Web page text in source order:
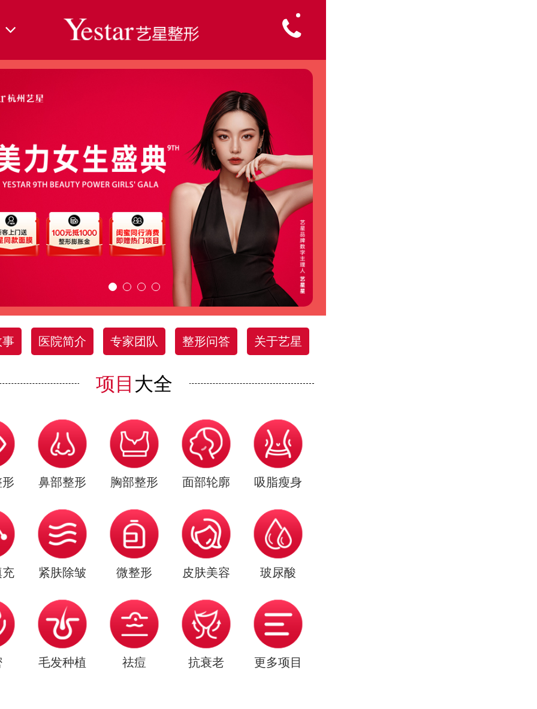
事 医院简介 专家团队 整形问答 关于艺星
项目 大全
鼻部整形 胸部整形 面部轮廓 吸脂瘦身
充 紧肤除皱 微整形 皮肤美容 玻尿酸
毛发种植 祛痘 抗衰老 更多项目